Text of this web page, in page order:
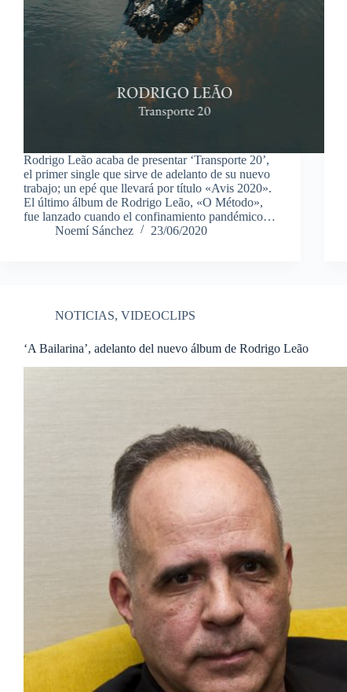
Rodrigo Leão acaba de presentar ‘Transporte 20’,
el primer single que sirve de adelanto de su nuevo
trabajo; un epé que llevará por título «Avis 2020».
El último álbum de Rodrigo Leão, «O Método»,
fue lanzado cuando el confinamiento pandémico…
Noemí Sánchez
23/06/2020
NOTICIAS, VIDEOCLIPS
‘A Bailarina’, adelanto del nuevo álbum de Rodrigo Leão